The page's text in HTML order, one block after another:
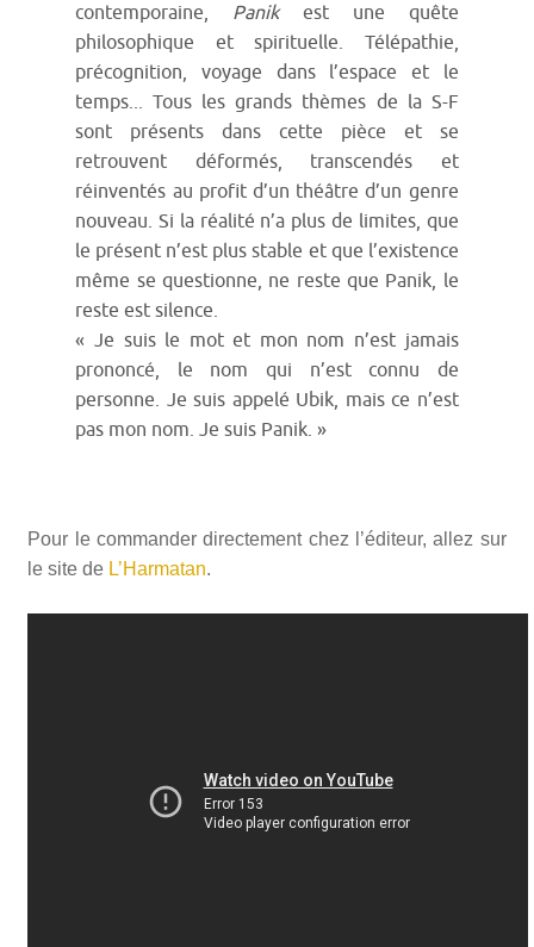
contemporaine, Panikest une quête
philosophique et spirituelle. Télépathie,
précognition, voyage dans l’espace et le
temps... Tous les grands thèmes de la S-F
sont présents dans cette pièce et se
retrouvent déformés, transcendés et
réinventés au profit d’un théâtre d’un genre
nouveau. Si la réalité n’a plus de limites, que
le présent n’est plus stable et que l’existence
même se questionne, ne reste que Panik, le
reste est silence.
« Je suis le mot et mon nom n’est jamais
prononcé, le nom qui n’est connu de
personne. Je suis appelé Ubik, mais ce n’est
pas mon nom. Je suis Panik. »
Pour le commander directement chez l’éditeur, allez sur
le site de L’Harmatan.